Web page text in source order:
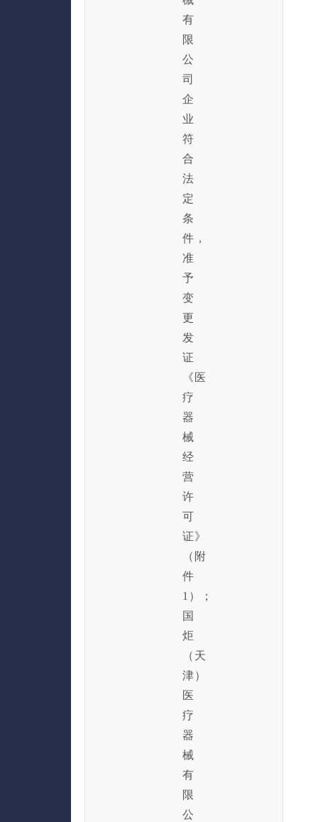
有
限
公
司
企
业
符
合
法
定
条
件，
准
予
变
更
发
证
《医
疗
器
械
经
营
许
可
证》
（附
件
1）；
国
炬
（天
津）
医
疗
器
械
有
限
公